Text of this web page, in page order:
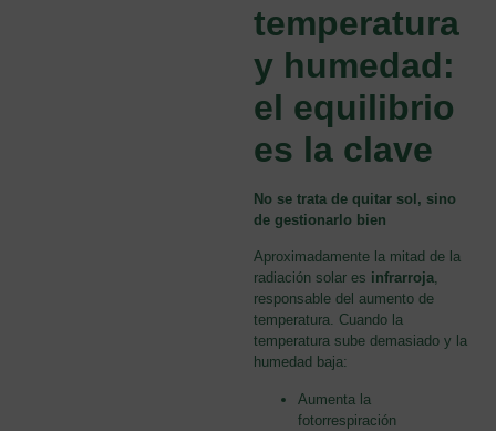
temperatura
y humedad:
el equilibrio
es la clave
No se trata de quitar sol, sino
de gestionarlo bien
Aproximadamente la mitad de la
radiación solar es infrarroja,
responsable del aumento de
temperatura. Cuando la
temperatura sube demasiado y la
humedad baja:
Aumenta la
fotorrespiración